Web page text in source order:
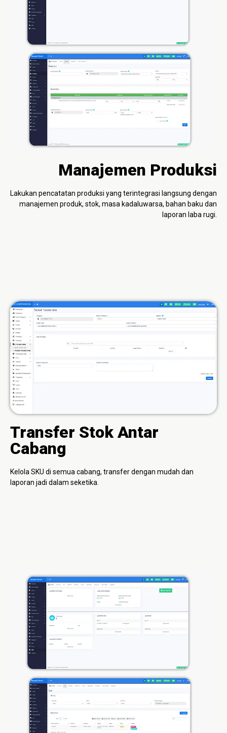
Manajemen Produksi
Lakukan pencatatan produksi yang terintegrasi langsung dengan
manajemen produk, stok, masa kadaluwarsa, bahan baku dan
laporan laba rugi.
Transfer Stok Antar
Cabang
Kelola SKU di semua cabang, transfer dengan mudah dan
laporan jadi dalam seketika.